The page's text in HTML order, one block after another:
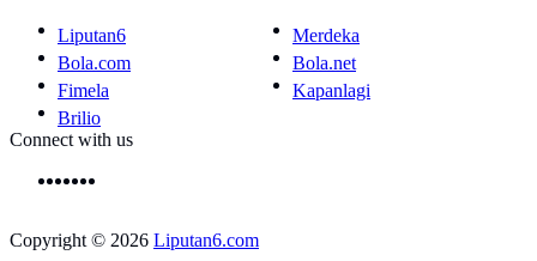
Liputan6
Merdeka
Bola.com
Bola.net
Fimela
Kapanlagi
Brilio
Connect with us
Copyright © 2026 Liputan6.com